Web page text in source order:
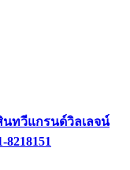
นทวีแกรนด์วิลเลจน์